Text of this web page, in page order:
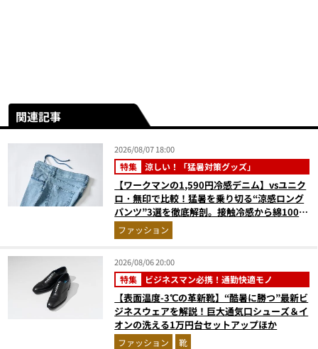
関連記事
2026/08/07 18:00
特集 涼しい！「猛暑対策グッズ」
【ワークマンの1,590円冷感デニム】vsユニク
ロ・無印で比較！猛暑を乗り切る“涼感ロング
パンツ”3選を徹底解剖。接触冷感から綿100%
まで決定版
ファッション
2026/08/06 20:00
特集 ビジネスマン必携！通勤快適モノ
【表面温度-3℃の革新靴】“酷暑に勝つ”最新ビ
ジネスウェアを解説！巨大通気口シューズ＆イ
オンの洗える1万円台セットアップほか
ファッション 靴